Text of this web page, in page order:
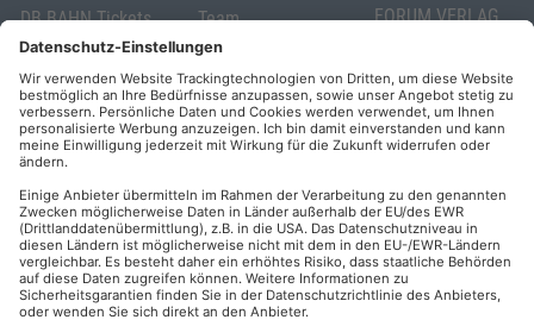
DB BAHN Tickets
Veranstaltungsunterlagen
Abo kündigen
Widerrufsrecht
für Verbraucher
Elektronischer
Geschäftsverkehr
Barrierefreiheit
Team
Die AKADEMIE
HERKERT
FORUM VERLAG
HERKERT
FORUM VERLAG
18
86504 Merching
Telefon: +49
(0)8233 381-123
(0)8233 381-222
E-Mail:
herkert.de
Zahlung per